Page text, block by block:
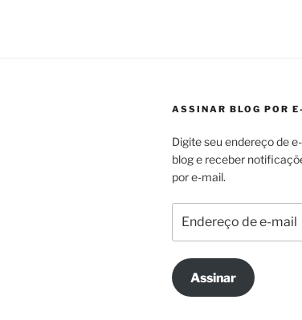
ASSINAR BLOG POR
Digite seu endereço de
blog e receber
por e-mail.
de
e-
mail
Assinar